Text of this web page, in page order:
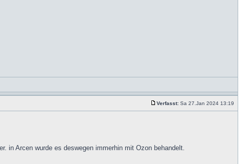
Verfasst: Sa 27.Jan 2024 13:19
in Arcen wurde es deswegen immerhin mit Ozon behandelt.